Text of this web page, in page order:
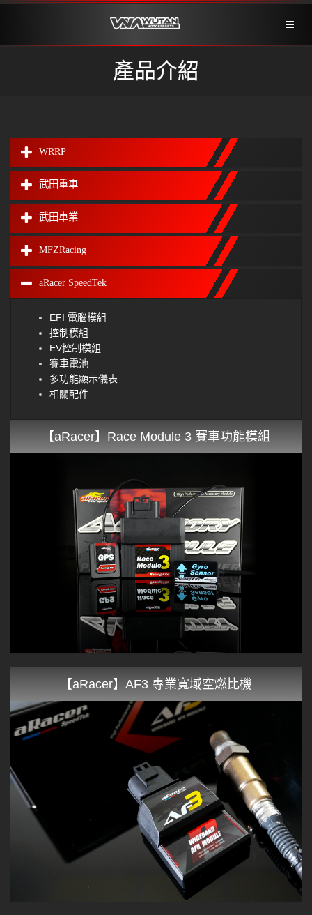
產品介紹
WRRP
武田重車
武田車業
MFZRacing
aRacer SpeedTek
EFI 電腦模組
控制模組
EV控制模組
賽車電池
多功能顯示儀表
相關配件
【aRacer】Race Module 3 賽車功能模組
【aRacer】AF3 專業寬域空燃比機